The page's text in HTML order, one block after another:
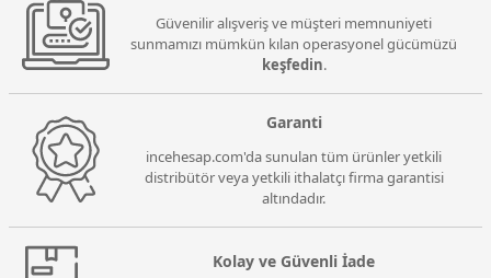
Güvenilir alışveriş ve müşteri memnuniyeti
sunmamızı mümkün kılan operasyonel gücümüzü
keşfedin.
Garanti
incehesap.com'da sunulan tüm ürünler yetkili
distribütör veya yetkili ithalatçı firma garantisi
altındadır.
Kolay ve Güvenli İade